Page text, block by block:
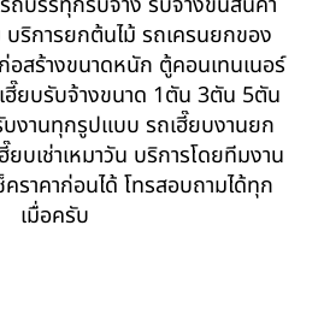
ริการยกต้นไม้ รถเครนยกของ
สร้างขนาดหนัก ตู้คอนเทนเนอร์
ฮี๊ยบรับจ้างขนาด 1ตัน 3ตัน 5ตัน
งานทุกรูปแบบ รถเฮี๊ยบงานยก
บเช่าเหมาวัน บริการโดยทีมงาน
ราคาก่อนได้ โทรสอบถามได้ทุก
เมื่อครับ